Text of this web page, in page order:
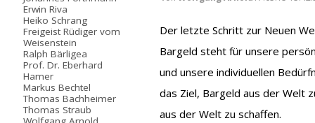
Erwin Riva
Heiko Schrang
Freigeist Rüdiger vom
Weisenstein
Ralph Bärligea
Prof. Dr. Eberhard
Hamer
Markus Bechtel
Thomas Bachheimer
Thomas Straub
Der letzte Schritt zur Neuen
Bargeld steht für unsere
und unsere individuellen
das Ziel, Bargeld aus der Welt
aus der Welt zu schaffen.